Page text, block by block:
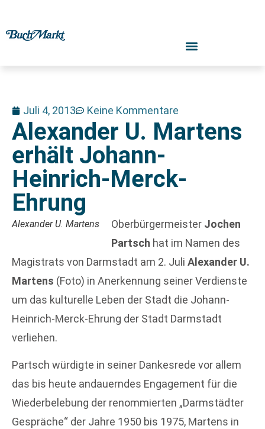
Juli 4, 2013 Keine Kommentare
Alexander U. Martens
erhält Johann-
Heinrich-Merck-
Ehrung
Alexander U. Martens Oberbürgermeister Jochen
Partsch hat im Namen des
Magistrats von Darmstadt am 2. Juli Alexander U.
Martens (Foto) in Anerkennung seiner Verdienste
um das kulturelle Leben der Stadt die Johann-
Heinrich-Merck-Ehrung der Stadt Darmstadt
verliehen.
Partsch würdigte in seiner Dankesrede vor allem
das bis heute andauerndes Engagement für die
Wiederbelebung der renommierten „Darmstädter
Gespräche“ der Jahre 1950 bis 1975, Martens in